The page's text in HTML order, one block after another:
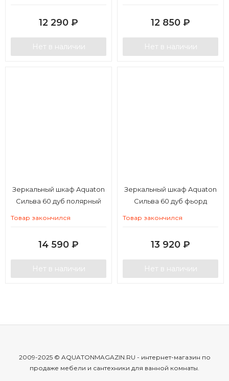
12 290 ₽
Нет в наличии
12 850 ₽
Нет в наличии
Зеркальный шкаф Aquaton
Сильва 60 дуб полярный
Товар закончился
14 590 ₽
Нет в наличии
Зеркальный шкаф Aquaton
Сильва 60 дуб фьорд
Товар закончился
13 920 ₽
Нет в наличии
2009-2025 © AQUATONMAGAZIN.RU - интернет-магазин по
продаже мебели и сантехники для ванной комнаты.